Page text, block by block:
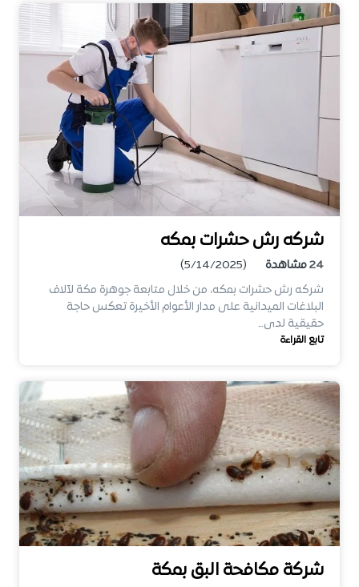
شركه رش حشرات بمكه
24مشاهدة
(5/14/2025)
شركه رش حشرات بمكه، من خلال متابعة جوهرة مكة لآلاف
البلاغات الميدانية على مدار الأعوام الأخيرة تعكس حاجة
حقيقية لدى…
تابع القراءة
شركة مكافحة البق بمكة